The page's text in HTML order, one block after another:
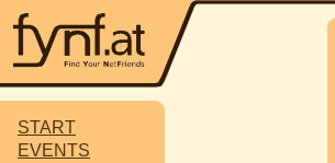
START
EVENTS